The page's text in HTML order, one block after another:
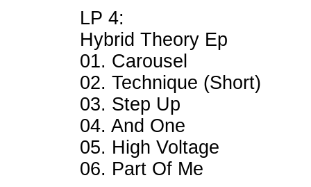
LP 4:
Hybrid Theory Ep
01. Carousel
02. Technique (Short)
03. Step Up
04. And One
05. High Voltage
06. Part Of Me